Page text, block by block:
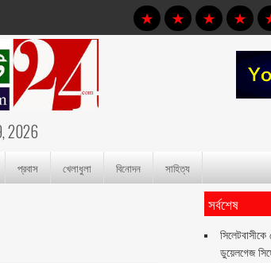
2026
প্রবাস খেলাধুলা বিনোদন সাহিত্য
সর্বশেষ
ডুয়েলগেজ